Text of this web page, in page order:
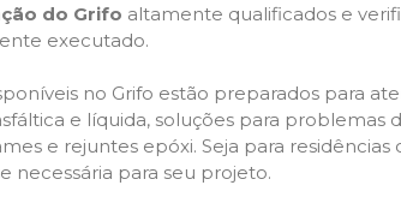
do Grifo altamente qualificados e
executado.
no Grifo estão preparados para
e líquida, soluções para
e rejuntes epóxi. Seja para
necessária para seu projeto.